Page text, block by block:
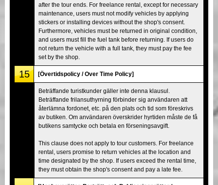
after the tour ends. For freelance rental, except for necessary
maintenance, users must not modify vehicles by applying
stickers or installing devices without the shop's consent.
Furthermore, vehicles must be returned in original condition,
and users must fill the fuel tank before returning. If users do
not return the vehicle with a full tank, they must pay the fee
set by the shop.
15 [Övertidspolicy / Over Time Policy]
Beträffande turistkunder gäller inte denna klausul.
Beträffande frilansuthyrning förbinder sig användaren att
återlämna fordonet, etc. på den plats och tid som föreskrivs
av butiken. Om användaren överskrider hyrtiden måste de få
butikens samtycke och betala en förseningsavgift.
This clause does not apply to tour customers. For freelance
rental, users promise to return vehicles at the location and
time designated by the shop. If users exceed the rental time,
they must obtain the shop's consent and pay a late fee.